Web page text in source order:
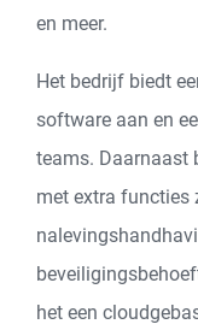
en meer.
Het bedrijf biedt
software aan en
teams. Daarnaast
met extra functies
het een